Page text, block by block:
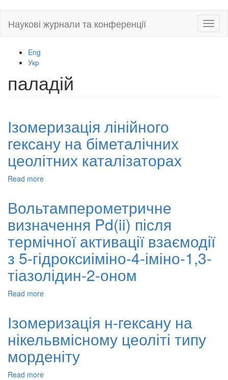
main
Наукові журнали та конференції
Eng
Укр
паладій
Ізомеризація лінійного
гексану на біметалічних
цеолітних каталізаторах
Read more
гексану
біметалічних
цеолітних
каталізаторах
Вольтамперометричне
визначення Pd(ii) після
термічної активації взаємодії
з 5-гідроксиіміно-4-іміно-1,3-
тіазолідин-2-оном
Read more
Pd(ii)
після
термічної
активації
взаємодії
Ізомеризація н-гексану на
нікельвмісному цеоліті типу
морденіту
Read more